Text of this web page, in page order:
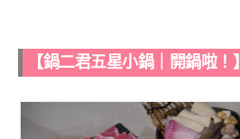
【鍋二君五星小鍋｜開鍋啦！】